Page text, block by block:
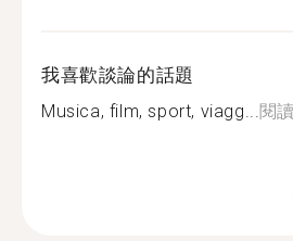
我喜歡談論的話題
Musica, film, sport, viagg...閱